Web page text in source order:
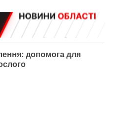
допомога для